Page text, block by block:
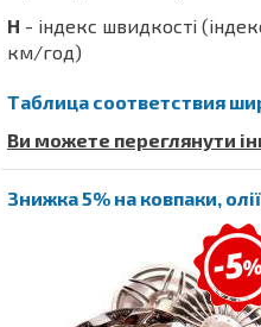
H - індекс швидкості
км/год)
Таблица соответствия
Ви можете переглянути
Знижка 5% на ковпаки,